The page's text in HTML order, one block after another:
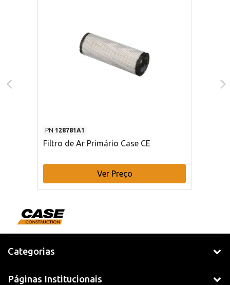
PN 128781A1
Filtro de Ar Primário Case CE
Ver Preço
Categorias
Páginas Institucionais